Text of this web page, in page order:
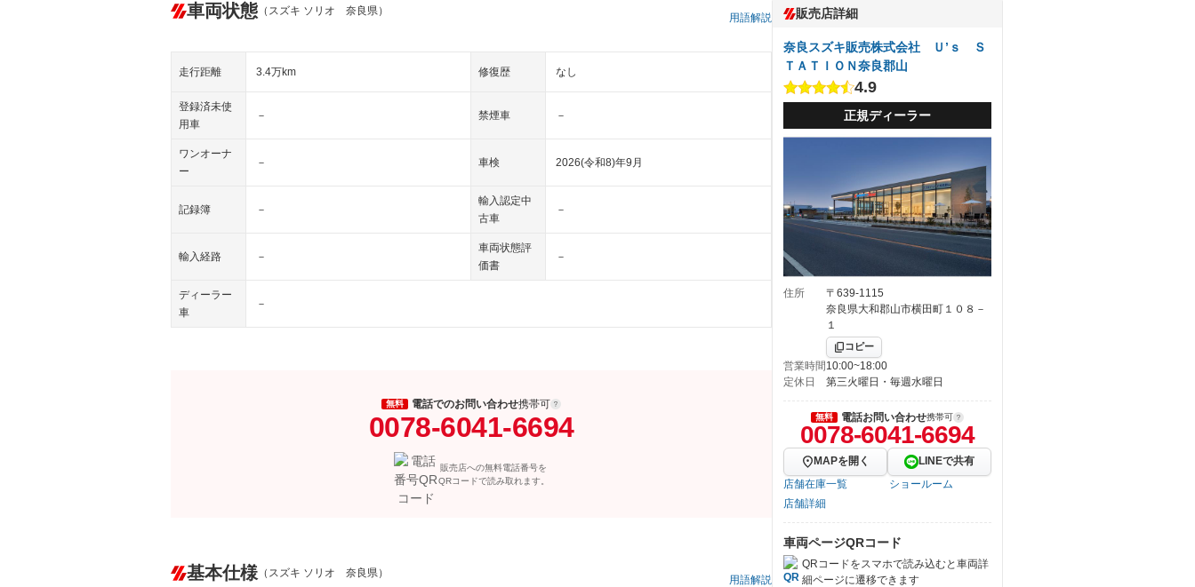
車両状態 （スズキ ソリオ 奈良県）
用語解説
走行距離 3.4万km 修復歴 なし
登録済未使
用車
－ 禁煙車 －
ワンオーナ
ー
－ 車検 2026(令和8)年9月
記録簿 －
輸入認定中
古車
－
輸入経路 －
車両状態評
価書
－
ディーラー
車
－
無料 電話でのお問い合わせ携帯可
0078-6041-6694
販売店への無料電話番号を
QRコードで読み取れます。
基本仕様 （スズキ ソリオ 奈良県）
用語解説
販売店詳細
奈良スズキ販売株式会社 Ｕ’ｓ Ｓ
ＴＡＴＩＯＮ奈良郡山
4.9
正規ディーラー
住所
〒639-1115
奈良県大和郡山市横田町１０８－
１
コピー
営業時間10:00~18:00
定休日
第三火曜日・毎週水曜日
無料 電話お問い合わせ携帯可
0078-6041-6694
MAPを開く
LINEで共有
店舗在庫一覧
ショールーム
店舗詳細
車両ページQRコード
QRコードをスマホで読み込むと車両詳
細ページに遷移できます